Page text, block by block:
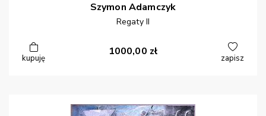
Szymon Adamczyk
Regaty II
kupuję
1000,00 zł
zapisz